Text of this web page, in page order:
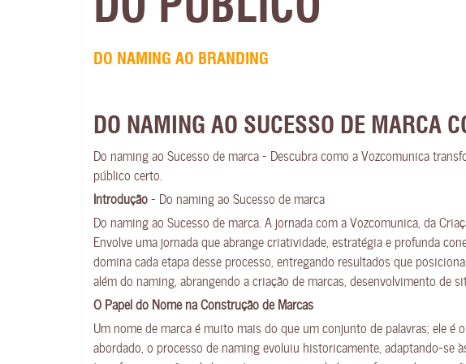
DO NAMING AO BRANDING
DO NAMING AO SUCESSO DE MARCA
Do naming ao Sucesso de marca – Descubra como a Vozcomunica
público certo.
Introdução– Do naming ao Sucesso de marca
Do naming ao Sucesso de marca. A jornada com a Vozcomunica, da
Envolve uma jornada que abrange criatividade, estratégia e profunda
domina cada etapa desse processo, entregando resultados que
além do naming, abrangendo a criação de marcas, desenvolvimento de
O Papel do Nome na Construção de Marcas
Um nome de marca é muito mais do que um conjunto de palavras; ele
abordado, o processo de naming evoluiu historicamente, adaptando-se